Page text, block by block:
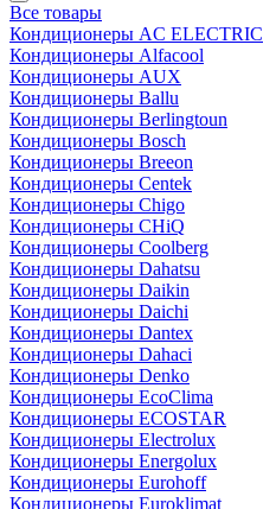
Все товары
Кондиционеры AC ELECTRIC
Кондиционеры Alfacool
Кондиционеры AUX
Кондиционеры Ballu
Кондиционеры Berlingtoun
Кондиционеры Bosch
Кондиционеры Breeon
Кондиционеры Centek
Кондиционеры Chigo
Кондиционеры CHiQ
Кондиционеры Coolberg
Кондиционеры Dahatsu
Кондиционеры Daikin
Кондиционеры Daichi
Кондиционеры Dantex
Кондиционеры Dahaci
Кондиционеры Denko
Кондиционеры EcoClima
Кондиционеры ECOSTAR
Кондиционеры Electrolux
Кондиционеры Energolux
Кондиционеры Eurohoff
Кондиционеры Euroklimat